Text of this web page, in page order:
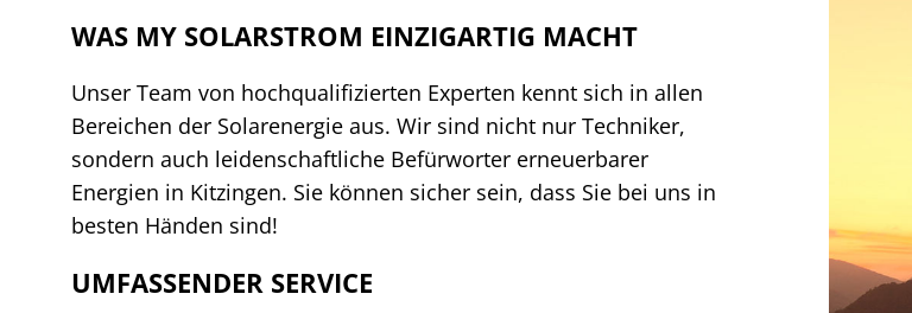
WAS MY SOLARSTROM EINZIGARTIG MACHT
Unser Team von hochqualifizierten Experten kennt sich in allen
Bereichen der Solarenergie aus. Wir sind nicht nur Techniker,
sondern auch leidenschaftliche Befürworter erneuerbarer
Energien in Kitzingen. Sie können sicher sein, dass Sie bei uns in
besten Händen sind!
UMFASSENDER SERVICE